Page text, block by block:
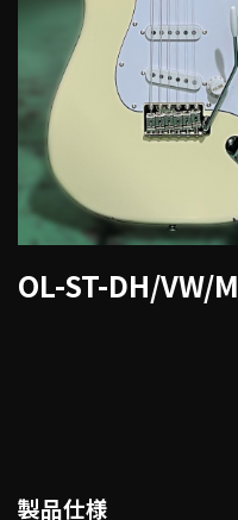
OL-ST-DH/VW/M
製品仕様